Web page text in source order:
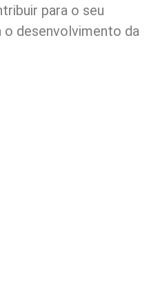
para o seu
desenvolvimento da